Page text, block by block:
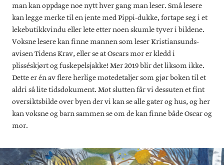
man kan oppdage noe nytt hver gang man leser. Små lesere
kan legge merke til en jente med Pippi-dukke, fortape seg i et
lekebutikkvindu eller lete etter noen skumle tyver i bildene.
Voksne lesere kan finne mannen som leser Kristiansunds-
avisen Tidens Krav, eller se at Oscars mor er kledd i
plisséskjørt og fuskepelsjakke! Mer 2019 blir det liksom ikke.
Dette er én av flere herlige motedetaljer som gjør boken til et
aldri så lite tidsdokument. Mot slutten får vi dessuten et fint
oversiktsbilde over byen der vi kan se alle gater og hus, og her
kan voksne og barn sammen se om de kan finne både Oscar og
mor.